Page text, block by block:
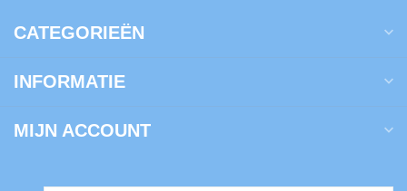
CATEGORIEËN
INFORMATIE
MIJN ACCOUNT